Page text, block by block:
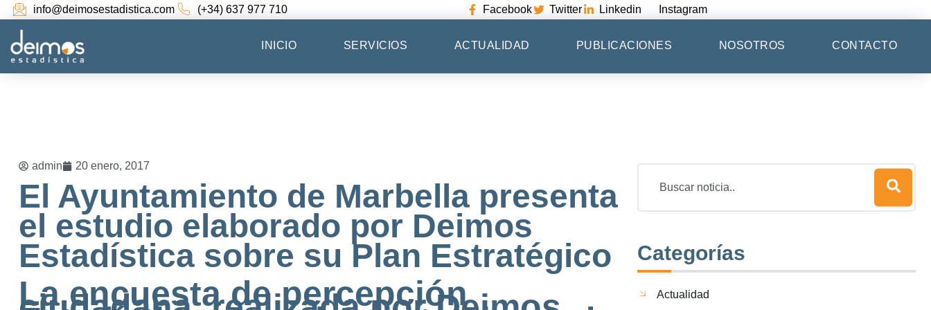
info@deimosestadistica.com (+34) 637 977 710 Facebook Twitter Linkedin Instagram
INICIO SERVICIOS ACTUALIDAD PUBLICACIONES NOSOTROS CONTACTO
admin 20 enero, 2017
El Ayuntamiento de Marbella presenta
el estudio elaborado por Deimos
Estadística sobre su Plan Estratégico
La encuesta de percepción
Categorías
Actualidad